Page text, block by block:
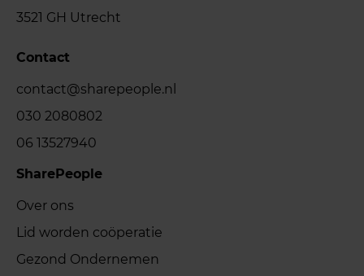
3521 GH Utrecht
Contact
contact@sharepeople.nl
030 2080802
06 13527940
SharePeople
Over ons
Lid worden coöperatie
Gezond Ondernemen